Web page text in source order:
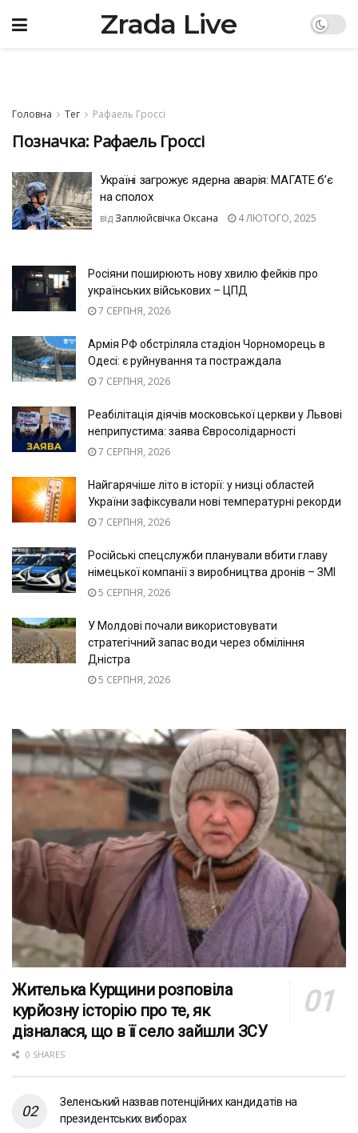
Zrada Live
Головна Тег Рафаель Гроссі
Позначка: Рафаель Гроссі
Україні загрожує ядерна аварія: МАГАТЕ б’є
на сполох
від Заплюйсвічка Оксана 4 ЛЮТОГО, 2025
Росіяни поширюють нову хвилю фейків про
українських військових – ЦПД
7 СЕРПНЯ, 2026
Армія РФ обстріляла стадіон Чорноморець в
Одесі: є руйнування та постраждала
7 СЕРПНЯ, 2026
Реабілітація діячів московської церкви у Львові
неприпустима: заява Євросолідарності
7 СЕРПНЯ, 2026
Найгарячіше літо в історії: у низці областей
України зафіксували нові температурні рекорди
7 СЕРПНЯ, 2026
Російські спецслужби планували вбити главу
німецької компанії з виробництва дронів – ЗМІ
5 СЕРПНЯ, 2026
У Молдові почали використовувати
стратегічний запас води через обміління
Дністра
5 СЕРПНЯ, 2026
Жителька Курщини розповіла
курйозну історію про те, як
дізналася, що в її село зайшли ЗСУ
0 SHARES
Зеленський назвав потенційних кандидатів на
президентських виборах